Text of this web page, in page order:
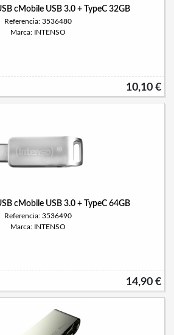
cMobile USB 3.0 + TypeC 32GB
Referencia: 3536480
Marca: INTENSO
10,10 €
cMobile USB 3.0 + TypeC 64GB
Referencia: 3536490
Marca: INTENSO
14,90 €